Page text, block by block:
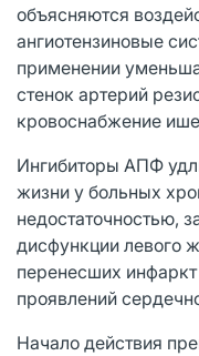
объясняются
ангиотензиновые
применении
стенок артерий
кровоснабжение
Ингибиторы АПФ
жизни у больных
недостаточностью,
дисфункции левого
перенесших
проявлений
Начало действия